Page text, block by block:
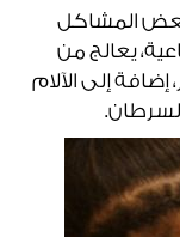
المشاكل
يعالج من
إلى الآلام